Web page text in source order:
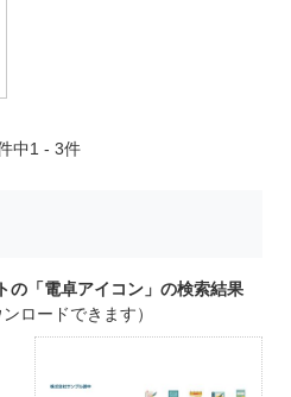
中1 - 3件
の「電卓アイコン」の検索結果
ロードできます）